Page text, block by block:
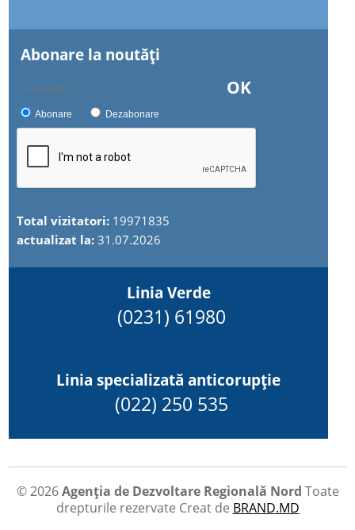
Abonare la noutăţi
OK
Abonare Dezabonare
Total vizitatori: 19971835
actualizat la:31.07.2026
Linia Verde
(0231) 61980
Linia specializată anticorupție
(022) 250 535
© 2026Agenția de Dezvoltare Regională Nord Toate
drepturile rezervate Creat de BRAND.MD